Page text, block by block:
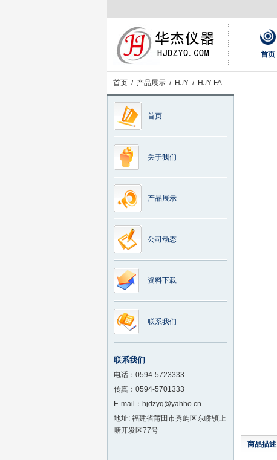
首页
首页 / 产品展示 / HJY / HJY-FA
首页
关于我们
产品展示
公司动态
资料下载
联系我们
联系我们
电话：0594-5723333
传真：0594-5701333
E-mail：hjdzyq@yahho.cn
地址: 福建省莆田市秀屿区东峤镇上
塘开发区77号
商品描述